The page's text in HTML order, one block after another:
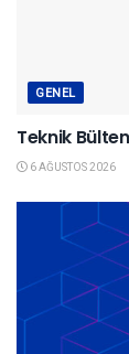
GENEL
Teknik
6 AĞUSTOS 2026